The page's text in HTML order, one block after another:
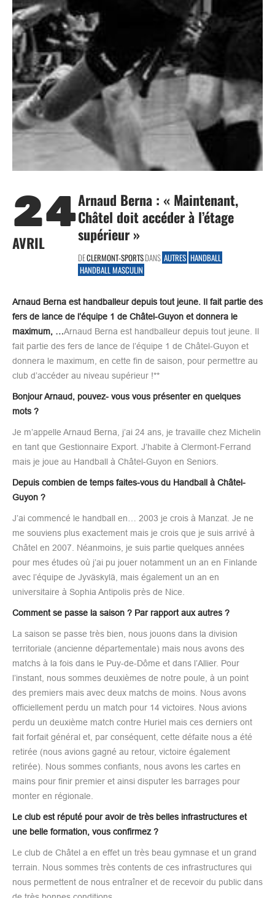
24
AVRIL
Arnaud Berna : « Maintenant,
Châtel doit accéder à l’étage
supérieur »
DECLERMONT-SPORTSDANS AUTRES HANDBALL
HANDBALL MASCULIN
Arnaud Berna est handballeur depuis tout jeune. Il fait partie des
fers de lance de l’équipe 1 de Châtel-Guyon et donnera le
maximum, …Arnaud Berna est handballeur depuis tout jeune. Il
fait partie des fers de lance de l’équipe 1 de Châtel-Guyon et
donnera le maximum, en cette fin de saison, pour permettre au
club d’accéder au niveau supérieur !**
Bonjour Arnaud, pouvez- vous vous présenter en quelques
mots ?
Je m’appelle Arnaud Berna, j’ai 24 ans, je travaille chez Michelin
en tant que Gestionnaire Export. J’habite à Clermont-Ferrand
mais je joue au Handball à Châtel-Guyon en Seniors.
Depuis combien de temps faites-vous du Handball à Châtel-
Guyon ?
J’ai commencé le handball en… 2003 je crois à Manzat. Je ne
me souviens plus exactement mais je crois que je suis arrivé à
Châtel en 2007. Néanmoins, je suis partie quelques années
pour mes études où j’ai pu jouer notamment un an en Finlande
avec l’équipe de Jyväskylä, mais également un an en
universitaire à Sophia Antipolis près de Nice.
Comment se passe la saison ? Par rapport aux autres ?
La saison se passe très bien, nous jouons dans la division
territoriale (ancienne départementale) mais nous avons des
matchs à la fois dans le Puy-de-Dôme et dans l’Allier. Pour
l’instant, nous sommes deuxièmes de notre poule, à un point
des premiers mais avec deux matchs de moins. Nous avons
officiellement perdu un match pour 14 victoires. Nous avions
perdu un deuxième match contre Huriel mais ces derniers ont
fait forfait général et, par conséquent, cette défaite nous a été
retirée (nous avions gagné au retour, victoire également
retirée). Nous sommes confiants, nous avons les cartes en
mains pour finir premier et ainsi disputer les barrages pour
monter en régionale.
Le club est réputé pour avoir de très belles infrastructures et
une belle formation, vous confirmez ?
Le club de Châtel a en effet un très beau gymnase et un grand
terrain. Nous sommes très contents de ces infrastructures qui
nous permettent de nous entraîner et de recevoir du public dans